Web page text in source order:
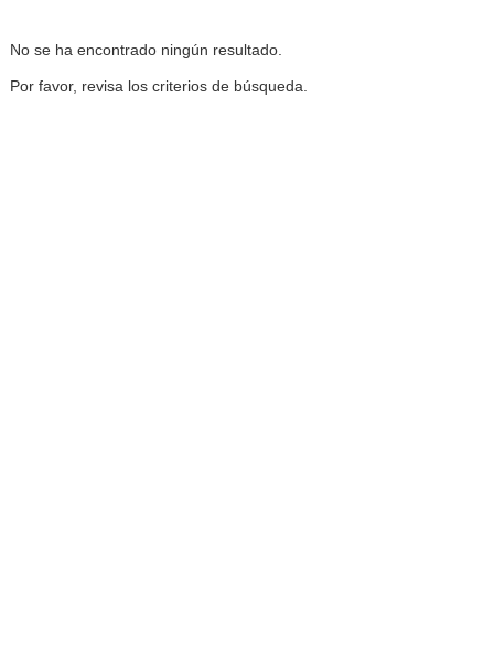
No se ha encontrado ningún resultado.
Por favor, revisa los criterios de búsqueda.